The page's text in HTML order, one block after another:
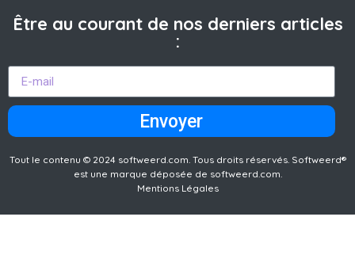
Être au courant de nos derniers articles
:
Envoyer
Tout le contenu © 2024 softweerd.com. Tous droits réservés. Softweerd®
est une marque déposée de softweerd.com.
Mentions Légales